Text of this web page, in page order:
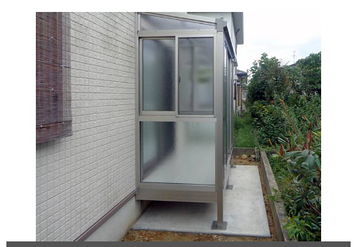
オーナー向け会員サービス
よくあるご質問
サイトマップ
採用情報はこちら